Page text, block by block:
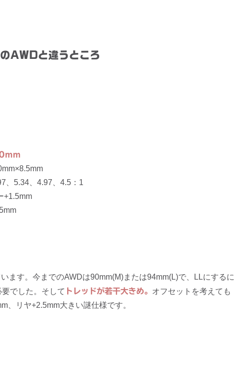
AWDと違うところ
、5.34、4.97、4.5：1
+1.5mm
ます。今までのAWDは90mm(M)または94mm(L)で、LLにするに
要でした。そして トレッドが若干大きめ。 オフセットを考えても
、リヤ+2.5mm大きい謎仕様です。